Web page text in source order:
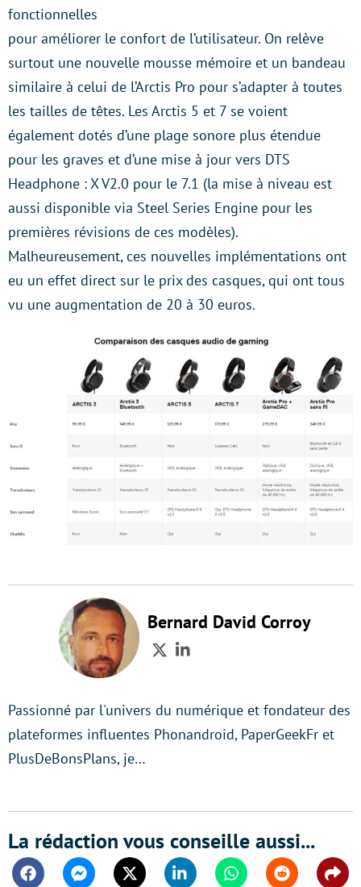
fonctionnelles
pour améliorer le confort de l’utilisateur. On relève
surtout une nouvelle mousse mémoire et un bandeau
similaire à celui de l’Arctis Pro pour s’adapter à toutes
les tailles de têtes. Les Arctis 5 et 7 se voient
également dotés d’une plage sonore plus étendue
pour les graves et d’une mise à jour vers DTS
Headphone : X V2.0 pour le 7.1 (la mise à niveau est
aussi disponible via Steel Series Engine pour les
premières révisions de ces modèles).
Malheureusement, ces nouvelles implémentations ont
eu un effet direct sur le prix des casques, qui ont tous
vu une augmentation de 20 à 30 euros.
Bernard David Corroy
TwitterLinkedIn
Passionné par l'univers du numérique et fondateur des
plateformes influentes Phonandroid, PaperGeekFr et
PlusDeBonsPlans, je…
La rédaction vous conseille aussi...
FacebookMessengerTwitter Linkedin WhatsappReddit